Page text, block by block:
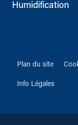
Humidification
Plan du site
Info Légales